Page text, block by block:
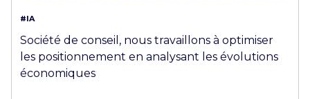
#IA
Société de conseil, nous travaillons à optimiser
les positionnement en analysant les évolutions
économiques